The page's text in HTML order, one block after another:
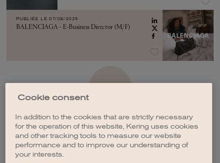
PUBLIÉE LE 07/08/2026
BALENCIAGA - E-Business Director (M/F)
CRÉER UNE ALERTE
Cookie consent
In addition to the cookies that are strictly necessary
for the operation of this website, Kering uses cookies
and other tracking tools to measure our website
performance and to improve our understanding of
your interests.